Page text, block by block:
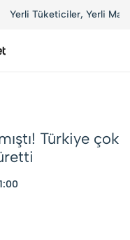
Markalarla Buluşuyor!
Türkiye çok